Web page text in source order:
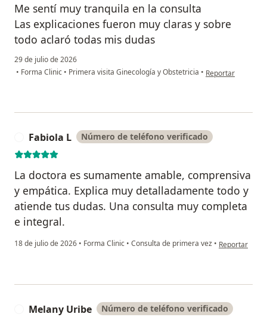
Me sentí muy tranquila en la consulta
Las explicaciones fueron muy claras y sobre
todo aclaró todas mis dudas
29 de julio de 2026
• Forma Clinic • Primera visita Ginecología y Obstetricia • en opinión del
Reportar
Fabiola L Número de teléfono verificado
La doctora es sumamente amable, comprensiva
y empática. Explica muy detalladamente todo y
atiende tus dudas. Una consulta muy completa
e integral.
18 de julio de 2026 • Forma Clinic • Consulta de primera vez • en opinión
Reportar
Melany Uribe Número de teléfono verificado